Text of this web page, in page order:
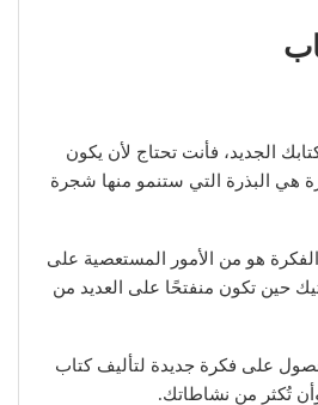
الجديد، فأنت تحتاج لأن يكون
هي البذرة التي ستنمو منها شجرة
هو من الأمور المستعصية على
حين تكون منفتحًا على العديد من
على فكرة جديدة لتأليف كتاب
تُكثر من نشاطاتك.